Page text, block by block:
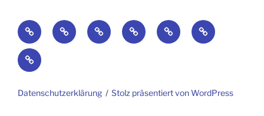
StartseiteBlog
Über
uns
Suchaktionen-
поиск
по
русски
Galerie
Impressum
Datenschutzerklärung Stolz präsentiert von WordPress